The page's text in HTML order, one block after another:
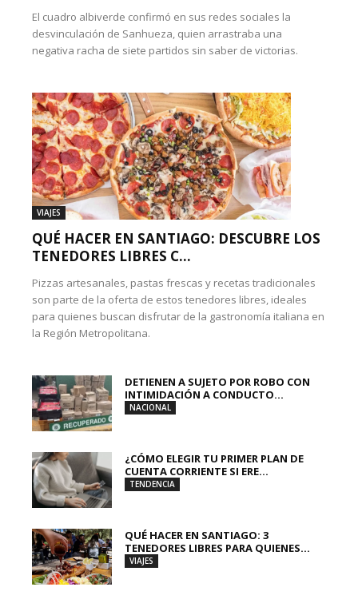
El cuadro albiverde confirmó en sus redes sociales la
desvinculación de Sanhueza, quien arrastraba una
negativa racha de siete partidos sin saber de victorias.
VIAJES
QUÉ HACER EN SANTIAGO: DESCUBRE LOS
TENEDORES LIBRES C...
Pizzas artesanales, pastas frescas y recetas tradicionales
son parte de la oferta de estos tenedores libres, ideales
para quienes buscan disfrutar de la gastronomía italiana en
la Región Metropolitana.
DETIENEN A SUJETO POR ROBO CON
INTIMIDACIÓN A CONDUCTO...
NACIONAL
¿CÓMO ELEGIR TU PRIMER PLAN DE
CUENTA CORRIENTE SI ERE...
TENDENCIA
QUÉ HACER EN SANTIAGO: 3
TENEDORES LIBRES PARA QUIENES...
VIAJES